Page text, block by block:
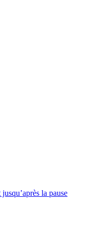
la pause